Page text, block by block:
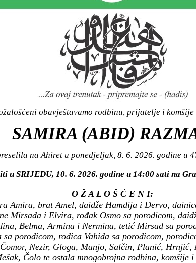
obavještavamo rodbinu, prijatelje i komšije
SAMIRA (ABID)
na Ahiret u ponedjeljak, 8. 6. 2026. godine u
u SRIJEDU, 10. 6. 2026. godine u 14:00 sati na
O Ž A L O Š Ć E N I:
Amira, brat Amel, daidže Hamdija i Dervo,
Mirsada i Elvira, rođak Osmo sa porodicom,
Belma, Armina i Nermina, tetić Mirsad sa
porodicom, rodica Vahida sa porodicom,
Nezir, Gloga, Manjo, Salčin, Planić, Hrnjić,
Čolo te ostala mnogobrojna rodbina, komšije